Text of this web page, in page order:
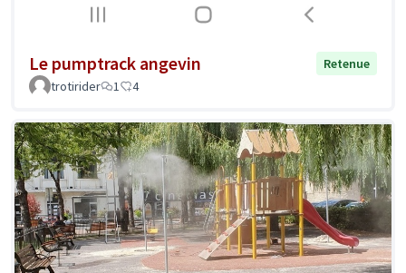
Le pumptrack angevin
Retenue
trotirider
1 4